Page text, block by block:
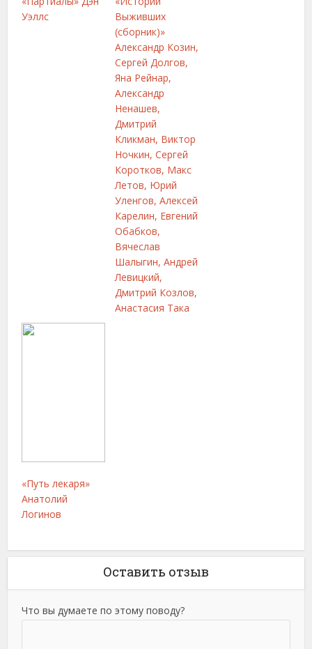
Уэллс
Выживших
(сборник)»
Александр Козин,
Сергей Долгов,
Яна Рейнар,
Александр
Ненашев,
Дмитрий
Кликман, Виктор
Ночкин, Сергей
Коротков, Макс
Летов, Юрий
Уленгов, Алексей
Карелин, Евгений
Обабков,
Вячеслав
Шалыгин, Андрей
Левицкий,
Дмитрий Козлов,
Анастасия Така
«Путь лекаря»
Анатолий
Логинов
Оставить отзыв
Что вы думаете по этому поводу?